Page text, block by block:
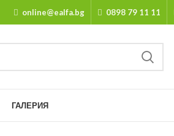
online@ealfa.bg 0898 79 11 11
ГАЛЕРИЯ